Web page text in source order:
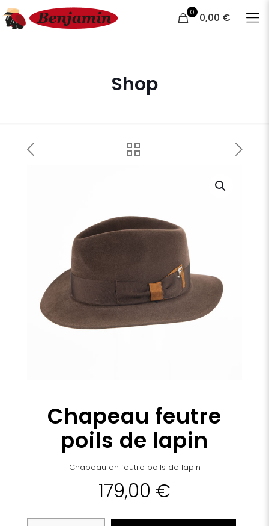
0 0,00 €
Shop
Chapeau feutre
poils de lapin
Chapeau en feutre poils de lapin
179,00 €